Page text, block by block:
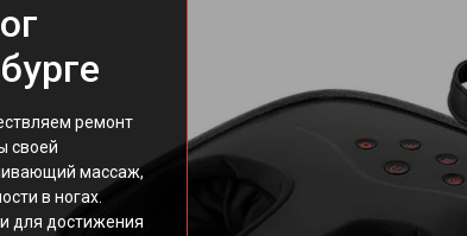
ремонт
своей
массаж,
в ногах.
для достижения